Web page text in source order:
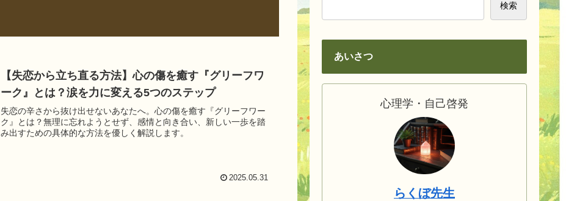
【失恋から立ち直る方法】心の傷を癒す『グリーフワ
ーク』とは？涙を力に変える5つのステップ
失恋の辛さから抜け出せないあなたへ。心の傷を癒す『グリーフワー
ク』とは？無理に忘れようとせず、感情と向き合い、新しい一歩を踏
み出すための具体的な方法を優しく解説します。
2025.05.31
検索
あいさつ
心理学・自己啓発
らくぼ先生